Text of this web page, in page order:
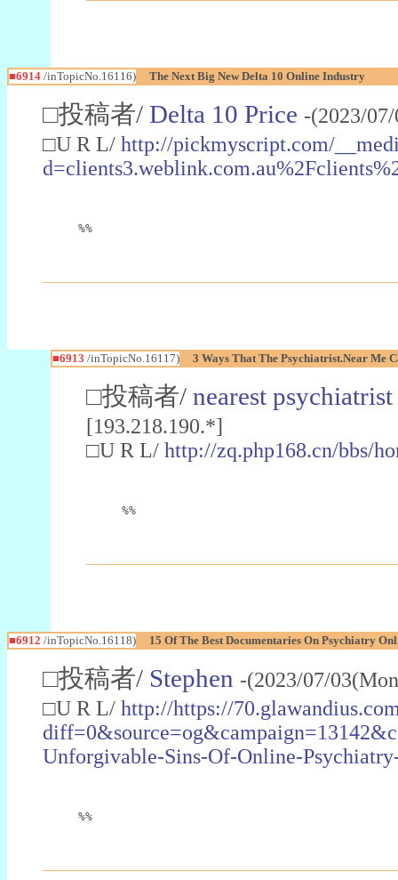
■6914 /inTopicNo.16116) The Next Big New Delta 10 Online Industry
□投稿者/ Delta 10 Price -(2023/
□U R L/ http://pickmyscript.com/
%%
■6913 /inTopicNo.16117) 3 Ways That The Psychiatrist.Near Me
□投稿者/ nearest
[193.218.190.*]
□U R L/ http://zq.php168.cn/bbs/
%%
■6912 /inTopicNo.16118) 15 Of The Best Documentaries On Psychiatry
□投稿者/ Stephen -(2023/07/
□U R L/ http://https://
Unforgivable-Sins-Of-Online-
%%